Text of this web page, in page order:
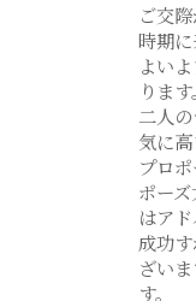
ご交
時期
よい
ります。
二人
気に高
プロ
ポー
はア
成功
ざい
す。